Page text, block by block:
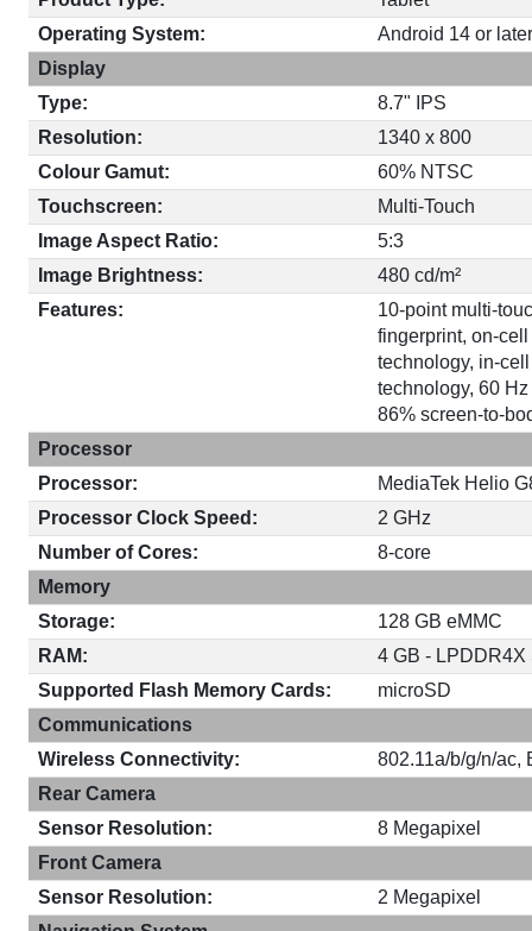
Operating System:
Android 14 or
Display
Type:
8.7" IPS
Resolution:
1340 x 800
Colour Gamut:
60% NTSC
Touchscreen:
Multi-Touch
Image Aspect Ratio:
5:3
Image Brightness:
480 cd/m²
Features:
10-point multi-
fingerprint, on-
technology, in-
technology, 60
86% screen-to-
Processor
Processor:
MediaTek Helio
Processor Clock Speed:
2 GHz
Number of Cores:
8-core
Memory
Storage:
128 GB eMMC
RAM:
4 GB - LPDDR4X
Supported Flash Memory Cards:
microSD
Communications
Wireless Connectivity:
802.11a/b/g/n/ac,
Rear Camera
Sensor Resolution:
8 Megapixel
Front Camera
Sensor Resolution:
2 Megapixel